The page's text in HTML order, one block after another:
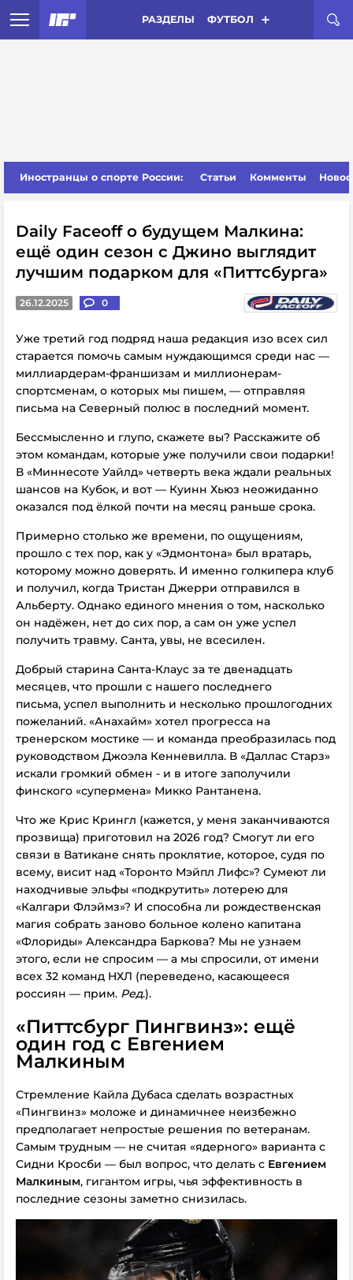
РАЗДЕЛЫ ФУТБОЛ
Иностранцы о спорте России: Статьи Комменты
Daily Faceoff о будущем Малкина:
ещё один сезон с Джино выглядит
лучшим подарком для «Питтсбурга»
26.12.2025 0
Уже третий год подряд наша редакция изо всех сил
старается помочь самым нуждающимся среди нас —
миллиардерам-франшизам и миллионерам-
спортсменам, о которых мы пишем, — отправляя
письма на Северный полюс в последний момент.
Бессмысленно и глупо, скажете вы? Расскажите об
этом командам, которые уже получили свои подарки!
В «Миннесоте Уайлд» четверть века ждали реальных
шансов на Кубок, и вот — Куинн Хьюз неожиданно
оказался под ёлкой почти на месяц раньше срока.
Примерно столько же времени, по ощущениям,
прошло с тех пор, как у «Эдмонтона» был вратарь,
которому можно доверять. И именно голкипера клуб
и получил, когда Тристан Джерри отправился в
Альберту. Однако единого мнения о том, насколько
он надёжен, нет до сих пор, а сам он уже успел
получить травму. Санта, увы, не всесилен.
Добрый старина Санта-Клаус за те двенадцать
месяцев, что прошли с нашего последнего
письма, успел выполнить и несколько прошлогодних
пожеланий. «Анахайм» хотел прогресса на
тренерском мостике — и команда преобразилась под
руководством Джоэла Кенневилла. В «Даллас Старз»
искали громкий обмен - и в итоге заполучили
финского «супермена» Микко Рантанена.
Что же Крис Крингл (кажется, у меня заканчиваются
прозвища) приготовил на 2026 год? Смогут ли его
связи в Ватикане снять проклятие, которое, судя по
всему, висит над «Торонто Мэйпл Лифс»? Сумеют ли
находчивые эльфы «подкрутить» лотерею для
«Калгари Флэймз»? И способна ли рождественская
магия собрать заново больное колено капитана
«Флориды» Александра Баркова? Мы не узнаем
этого, если не спросим — а мы спросили, от имени
всех 32 команд НХЛ (переведено, касающееся
россиян — прим. Ред.).
«Питтсбург Пингвинз»: ещё
один год с Евгением
Малкиным
Стремление Кайла Дубаса сделать возрастных
«Пингвинз» моложе и динамичнее неизбежно
предполагает непростые решения по ветеранам.
Самым трудным — не считая «ядерного» варианта с
Сидни Кросби — был вопрос, что делать с Евгением
Малкиным, гигантом игры, чья эффективность в
последние сезоны заметно снизилась.